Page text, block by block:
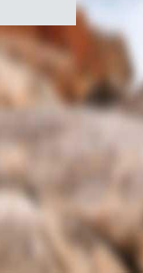
du
Canada